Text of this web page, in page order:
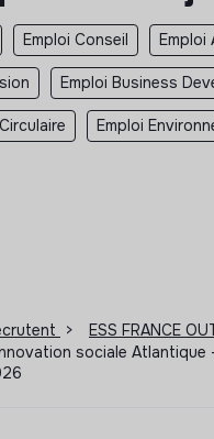
Emploi Conseil Emploi
Emploi Business
Emploi
> ESS FRANCE
sociale